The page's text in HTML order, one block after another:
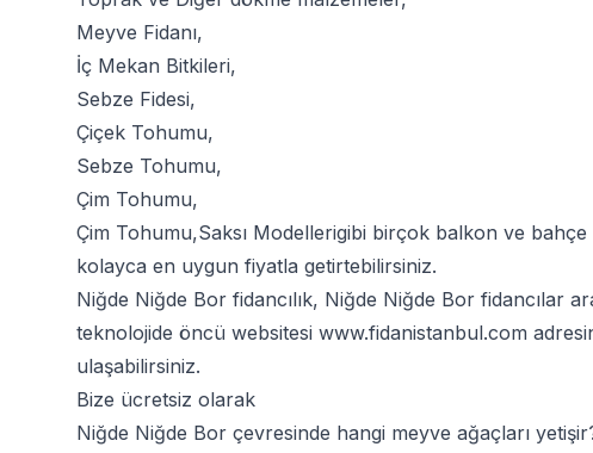
Meyve Fidanı,
İç Mekan Bitkileri,
Sebze Fidesi,
Çiçek Tohumu,
Sebze Tohumu,
Çim Tohumu,
Çim Tohumu,Saksı Modellerigibi birçok balkon ve
kolayca en uygun fiyatla getirtebilirsiniz.
Niğde Niğde Bor fidancılık, Niğde Niğde Bor fidancılar
teknolojide öncü websitesi www.fidanistanbul.com
ulaşabilirsiniz.
Bize ücretsiz olarak
Niğde Niğde Bor çevresinde hangi meyve ağaçları